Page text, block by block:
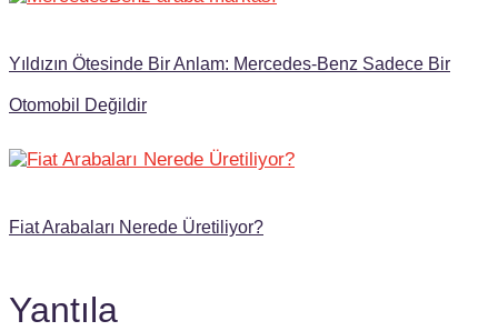
Yıldızın Ötesinde Bir Anlam: Mercedes-Benz Sadece Bir
Otomobil Değildir
Fiat Arabaları Nerede Üretiliyor?
Yantıla